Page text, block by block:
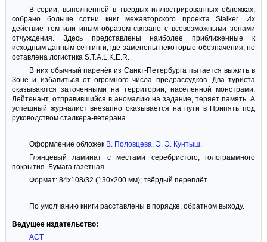
В серии, выполненной в твердых иллюстрированных обложках,
собрано больше сотни книг межавторского проекта Stalker. Их
действие тем или иным образом связано с всевозможными зонами
отчуждения. Здесь представлены наиболее приближенные к
исходным данным сеттинги, где заменены некоторые обозначения, но
оставлена логистика S.T.A.L.K.E.R.
В них обычный паренёк из Санкт‑Петербурга пытается выжить в
Зоне и избавиться от огромного числа предрассудков. Два туриста
оказываются заточенными на территории, населенной монстрами.
Лейтенант, отправившийся в аномалию на задание, теряет память. А
успешный журналист внезапно оказывается на пути в Припять под
руководством сталкера‑ветерана…
Оформление обложек В. Половцева, Э. Э. Кунтыш.
Глянцевый ламинат с местами серебристого, голограммного
покрытия. Бумага газетная.
Формат: 84x108/32 (130x200 мм); твёрдый переплёт.
По умолчанию книги расставлены в порядке, обратном выходу.
Ведущее издательство:
АСТ